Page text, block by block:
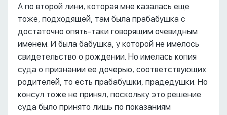
А по второй лини, которая мне казалась еще
тоже, подходящей, там была прабабушка с
достаточно опять-таки говорящим очевидным
именем. И была бабушка, у которой не имелось
свидетельство о рождении. Но имелась копия
суда о признании ее дочерью, соответствующих
родителей, то есть прабабушки, прадедушки. Но
консул тоже не принял, поскольку это решение
суда было принято лишь по показаниям